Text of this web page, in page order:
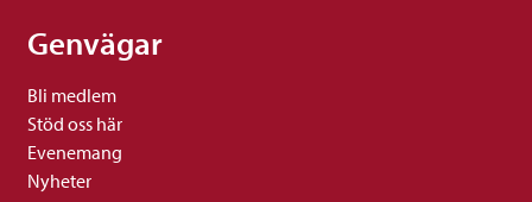
Genvägar
Bli medlem
Stöd oss här
Evenemang
Nyheter